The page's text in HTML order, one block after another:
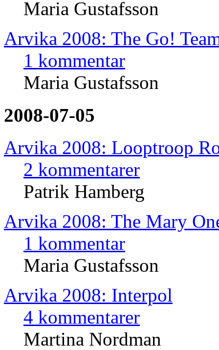
Maria Gustafsson
Arvika 2008: The Go!
1 kommentar
Maria Gustafsson
2008-07-05
Arvika 2008: Looptroop
2 kommentarer
Patrik Hamberg
Arvika 2008: The Mary
1 kommentar
Maria Gustafsson
Arvika 2008: Interpol
4 kommentarer
Martina Nordman